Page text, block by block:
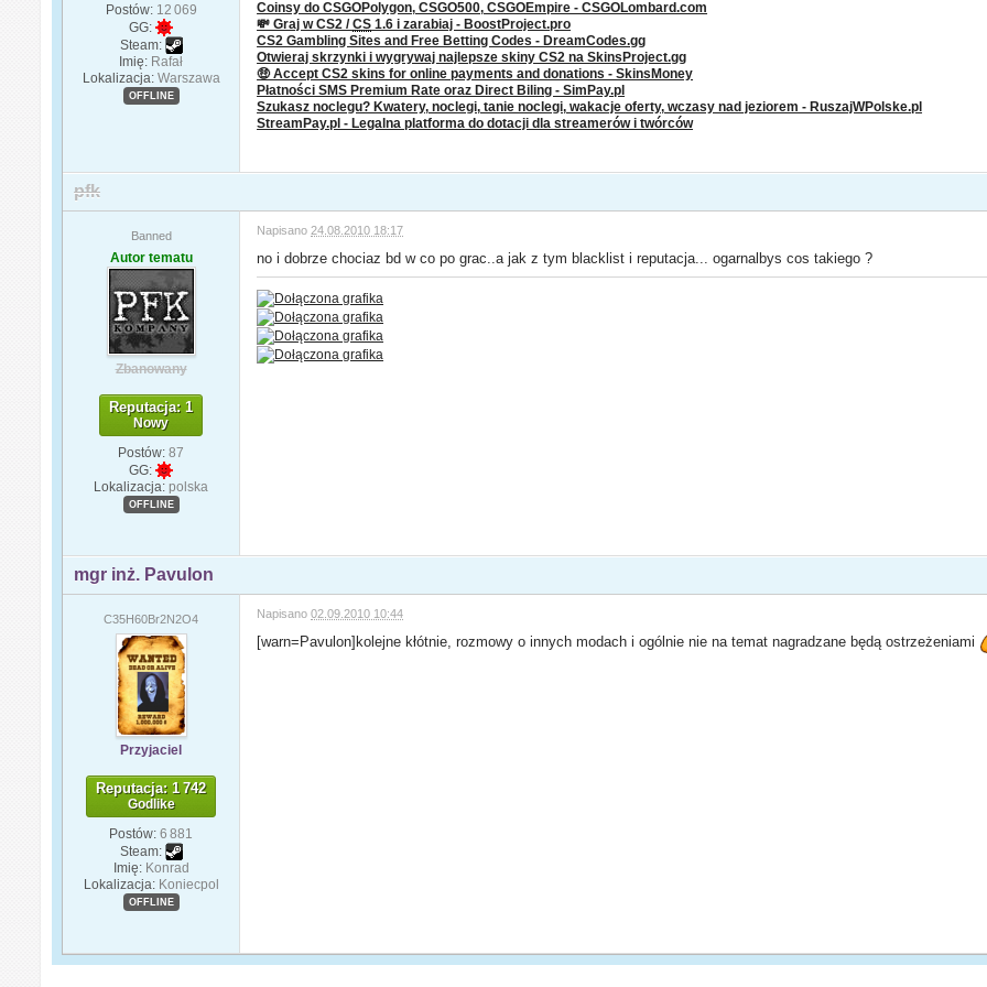
Postów: 12 069
GG:
Steam:
Imię: Rafał
Lokalizacja: Warszawa
OFFLINE
Coinsy do CSGOPolygon, CSGO500, CSGOEmpire - CSGOLombard.com
💸 Graj w CS2 /CS 1.6 i zarabiaj - BoostProject.pro
CS2 Gambling Sites and Free Betting Codes - DreamCodes.gg
Otwieraj skrzynki i wygrywaj najlepsze skiny CS2 na SkinsProject.gg
🤑 Accept CS2 skins for online payments and donations - SkinsMoney
Płatności SMS Premium Rate oraz Direct Biling - SimPay.pl
Szukasz noclegu? Kwatery, noclegi, tanie noclegi, wakacje oferty, wczasy nad jeziorem - RuszajWPolske.pl
StreamPay.pl - Legalna platforma do dotacji dla streamerów i twórców
pfk
Banned
Autor tematu
Zbanowany
Reputacja: 1
Nowy
Postów: 87
GG:
Lokalizacja: polska
OFFLINE
Napisano 24.08.2010 18:17
no i dobrze chociaz bd w co po grac..a jak z tym blacklist i reputacja... ogarnalbys cos takiego ?
mgr inż. Pavulon
C35H60Br2N2O4
Przyjaciel
Reputacja: 1 742
Godlike
Postów: 6 881
Steam:
Imię: Konrad
Lokalizacja: Koniecpol
OFFLINE
Napisano02.09.2010 10:44
[warn=Pavulon]kolejne kłótnie, rozmowy o innych modach i ogólnie nie na temat nagradzane będą ostrzeżeniami